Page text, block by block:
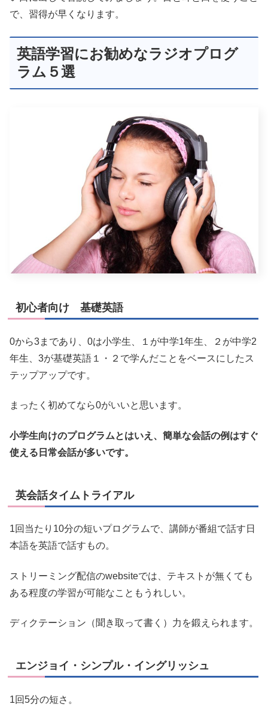
で、習得が早くなります。
英語学習にお勧めなラジオプログ
ラム５選
初心者向け 基礎英語
0から3まであり、0は小学生、１が中学1年生、２が中学2
年生、3が基礎英語１・２で学んだことをベースにしたス
テップアップです。
まったく初めてなら0がいいと思います。
小学生向けのプログラムとはいえ、簡単な会話の例はすぐ
使える日常会話が多いです。
英会話タイムトライアル
1回当たり10分の短いプログラムで、講師が番組で話す日
本語を英語で話すもの。
ストリーミング配信のwebsiteでは、テキストが無くても
ある程度の学習が可能なこともうれしい。
ディクテーション（聞き取って書く）力を鍛えられます。
エンジョイ・シンプル・イングリッシュ
1回5分の短さ。